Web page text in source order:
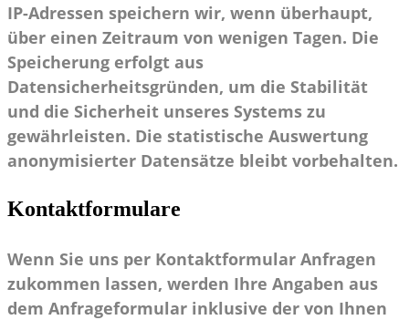
IP-Adressen speichern wir, wenn überhaupt,
über einen Zeitraum von wenigen Tagen. Die
Speicherung erfolgt aus
Datensicherheitsgründen, um die Stabilität
und die Sicherheit unseres Systems zu
gewährleisten. Die statistische Auswertung
anonymisierter Datensätze bleibt vorbehalten.
Kontaktformulare
Wenn Sie uns per Kontaktformular Anfragen
zukommen lassen, werden Ihre Angaben aus
dem Anfrageformular inklusive der von Ihnen